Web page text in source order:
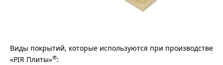
Виды покрытий, которые используются при производстве
«PIR Плиты»®: